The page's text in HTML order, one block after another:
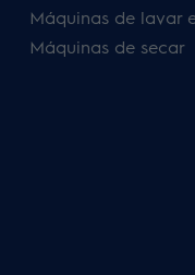
Máquinas de lavar
Máquinas de secar